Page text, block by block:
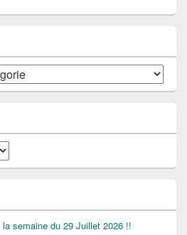
semaine du 29 Juillet 2026 !!